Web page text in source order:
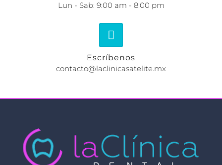
Lun - Sab: 9:00 am - 8:00 pm
Escríbenos
contacto@laclinicasatelite.mx